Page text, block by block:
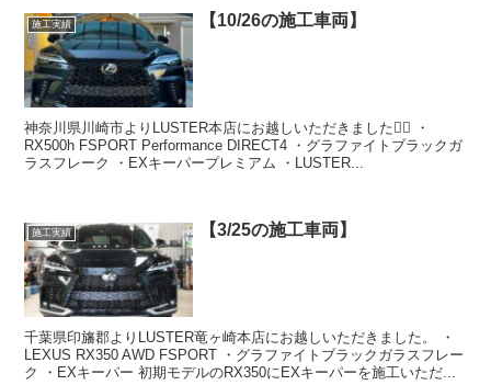
施工実績 【10/26の施工車両】
神奈川県川崎市よりLUSTER本店にお越しいただきました🙇‍♂️ ・
RX500h FSPORT Performance DIRECT4 ・グラファイトブラックガ
ラスフレーク ・EXキーパープレミアム ・LUSTER...
施工実績 【3/25の施工車両】
千葉県印旛郡よりLUSTER竜ヶ崎本店にお越しいただきました。 ・
LEXUS RX350 AWD FSPORT ・グラファイトブラックガラスフレー
ク ・EXキーパー 初期モデルのRX350にEXキーパーを施工いただ...